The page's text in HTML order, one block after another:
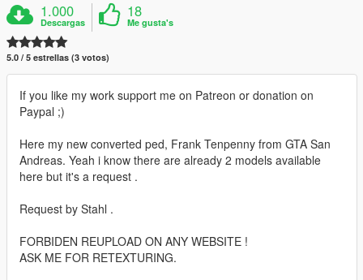
1.000
Descargas
18
Me gusta's
5.0 / 5 estrellas (3 votos)
If you like my work support me on Patreon or donation on
Paypal ;)
Here my new converted ped, Frank Tenpenny from GTA San
Andreas. Yeah i know there are already 2 models available
here but it's a request .
Request by Stahl .
FORBIDEN REUPLOAD ON ANY WEBSITE !
ASK ME FOR RETEXTURING.